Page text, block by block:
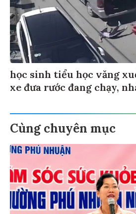
học sinh tiểu học văng
xe đưa rước đang chạy,
Cùng chuyên mục